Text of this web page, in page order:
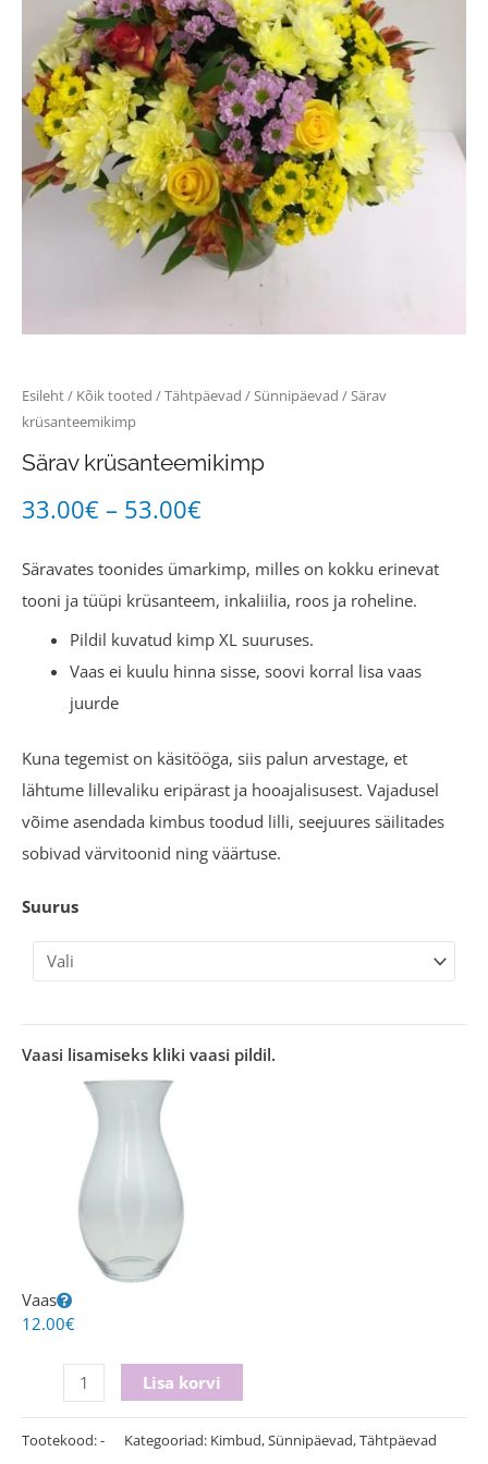
Esileht/ Kõik tooted /Tähtpäevad /Sünnipäevad / Särav
krüsanteemikimp
Särav krüsanteemikimp
33.00€ – 53.00€
Säravates toonides ümarkimp, milles on kokku erinevat
tooni ja tüüpi krüsanteem, inkaliilia, roos ja roheline.
Pildil kuvatud kimp XL suuruses.
Vaas ei kuulu hinna sisse, soovi korral lisa vaas
juurde
Kuna tegemist on käsitööga, siis palun arvestage, et
lähtume lillevaliku eripärast ja hooajalisusest. Vajadusel
võime asendada kimbus toodud lilli, seejuures säilitades
sobivad värvitoonid ning väärtuse.
Suurus
Vaasi lisamiseks kliki vaasi pildil.
Vaas
12.00€
Lisa korvi
Tootekood:- Kategooriad: Kimbud,Sünnipäevad,Tähtpäevad